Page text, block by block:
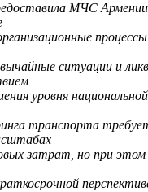
МЧС Армении
ситуации и
уровня
транспорта
затрат, но при этом